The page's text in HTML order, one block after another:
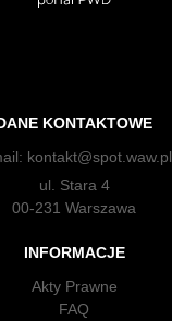
KONTAKTOWE
kontakt@spot.waw.pl
ul. Stara 4
00-231 Warszawa
INFORMACJE
Akty Prawne
FAQ